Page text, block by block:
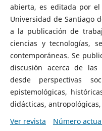
abierta, es editada por
Universidad de Santiago
a la publicación de
ciencias y tecnologías,
contemporáneas. Se
discusión acerca de las
desde perspectivas
epistemológicas,
didácticas, antropológicas,
Ver revista
Número